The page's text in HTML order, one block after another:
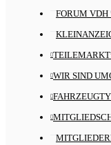
FORUM VDH
WIR SIND